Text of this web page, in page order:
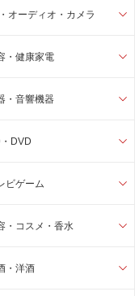
オーディオ・カメラ
・健康家電
・音響機器
DVD
ビゲーム
・コスメ・香水
・洋酒